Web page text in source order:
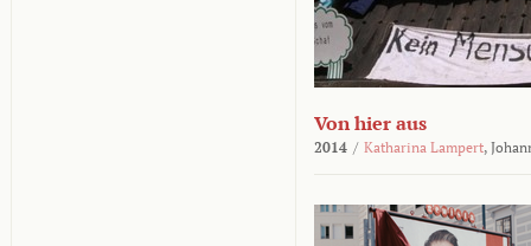
Von hier aus
2014 / Katharina Lampert,